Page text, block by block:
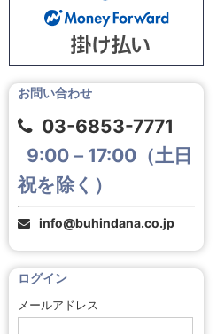
お問い合わせ
03-6853-7771
9:00－17:00（土日
祝を除く）
info@buhindana.co.jp
ログイン
メールアドレス